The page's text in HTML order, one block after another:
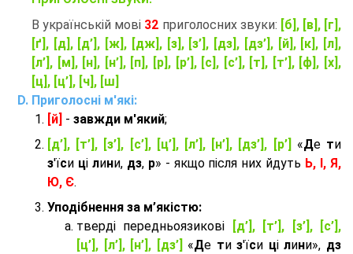
В українській мові 32 приголосних звуки: [б], [в], [г],
[ґ], [д], [д’], [ж], [дж], [з], [з’], [дз], [дз’], [й], [к], [л],
[л’], [м], [н], [н’], [п], [р], [р’], [с], [с’], [т], [т’], [ф], [х],
[ц], [ц’], [ч], [ш]
Приголосні м'які:
[й] - завжди м'який;
[д’], [т’], [з’], [с’], [ц’], [л’], [н’], [дз’], [р’]
«Де ти
з'їси ці лини, дз, р» - якщо після них йдуть Ь, І, Я,
Ю, Є.
Уподібнення за м’якістю:
тверді передньоязикові
[д’], [т’], [з’], [с’],
[ц’], [л’], [н’], [дз’] «Де тиз'їси цілини», дз